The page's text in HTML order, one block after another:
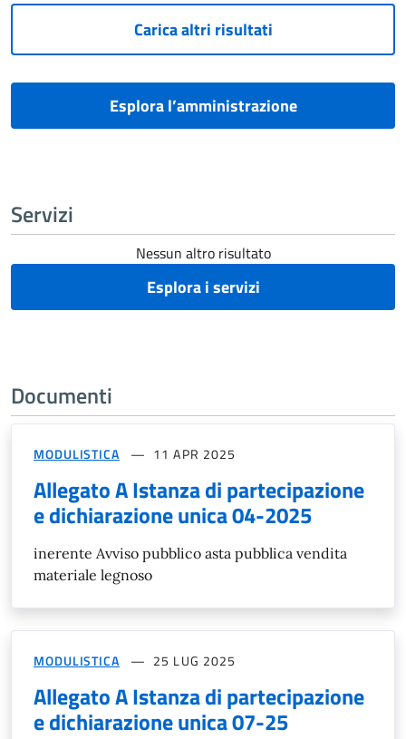
Carica altri risultati
Esplora l’amministrazione
Servizi
Nessun altro risultato
Esplora i servizi
Documenti
MODULISTICA 11 APR 2025
Allegato A Istanza di partecipazione
e dichiarazione unica 04-2025
inerente Avviso pubblico asta pubblica vendita
materiale legnoso
MODULISTICA 25 LUG 2025
Allegato A Istanza di partecipazione
e dichiarazione unica 07-25